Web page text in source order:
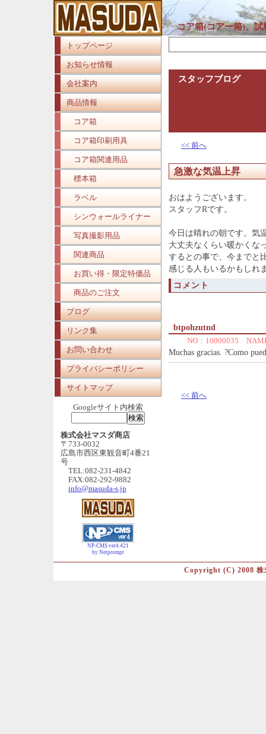
コア箱(コアー箱)、
トップページ
お知らせ情報
会社案内
商品情報
コア箱
コア箱印刷用具
コア箱関連用品
標本箱
ラベル
シンウォールライナー
写真撮影用品
関連商品
お買い得・限定特価品
商品のご注文
ブログ
リンク集
お問い合わせ
プライバシーポリシー
サイトマップ
Googleサイト内検索
株式会社マスダ商店
〒733-0032
広島市西区東観音町4番21
号
TEL:082-231-4842
FAX:082-292-9882
info@masuda-s.jp
NP-CMS ver4.421
by Netprompt
スタッフブログ
<< 前へ
急激な気温上昇
おはようございます。
スタッフRです。
今日は晴れの朝です。気
大丈夫なくらい暖かくな
するとの事で、今までと
感じる人もいるかもしれ
コメント
btpohzutnd
NO：10000035
Muchas gracias. ?Como
<< 前へ
Copyright (C) 2008